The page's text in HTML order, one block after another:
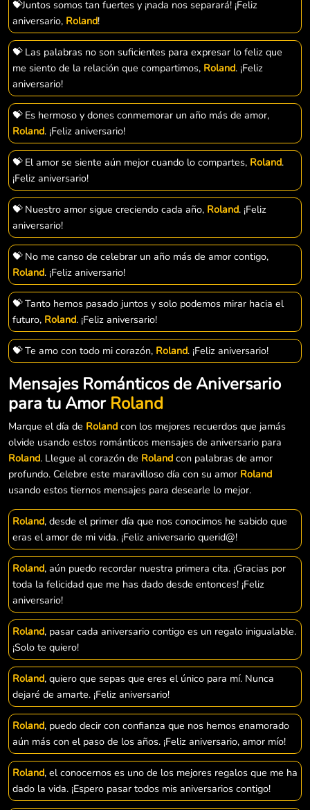
💝Juntos somos tan fuertes y ¡nada nos separará! ¡Feliz
aniversario, Roland!
💝 Las palabras no son suficientes para expresar lo feliz que
me siento de la relación que compartimos, Roland. ¡Feliz
aniversario!
💝 Es hermoso y dones conmemorar un año más de amor,
Roland. ¡Feliz aniversario!
💝 El amor se siente aún mejor cuando lo compartes, Roland.
¡Feliz aniversario!
💝 Nuestro amor sigue creciendo cada año, Roland. ¡Feliz
aniversario!
💝 No me canso de celebrar un año más de amor contigo,
Roland. ¡Feliz aniversario!
💝 Tanto hemos pasado juntos y solo podemos mirar hacia el
futuro, Roland. ¡Feliz aniversario!
💝 Te amo con todo mi corazón, Roland. ¡Feliz aniversario!
Mensajes Románticos de Aniversario
para tu Amor Roland
Marque el día de Roland con los mejores recuerdos que jamás
olvide usando estos románticos mensajes de aniversario para
Roland. Llegue al corazón de Roland con palabras de amor
profundo. Celebre este maravilloso día con su amor Roland
usando estos tiernos mensajes para desearle lo mejor.
Roland, desde el primer día que nos conocimos he sabido que
eras el amor de mi vida. ¡Feliz aniversario querid@!
Roland, aún puedo recordar nuestra primera cita. ¡Gracias por
toda la felicidad que me has dado desde entonces! ¡Feliz
aniversario!
Roland, pasar cada aniversario contigo es un regalo inigualable.
¡Solo te quiero!
Roland, quiero que sepas que eres el único para mí. Nunca
dejaré de amarte. ¡Feliz aniversario!
Roland, puedo decir con confianza que nos hemos enamorado
aún más con el paso de los años. ¡Feliz aniversario, amor mío!
Roland, el conocernos es uno de los mejores regalos que me ha
dado la vida. ¡Espero pasar todos mis aniversarios contigo!